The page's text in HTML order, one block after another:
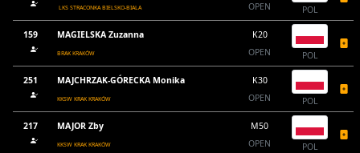
LKS STRACONKA BIELSKO-BIALA
OPEN
POL
159 MAGIELSKA Zuzanna
BRAK KRAKÓW
K20
OPEN
POL
251 MAJCHRZAK-GÓRECKA Monika
KKSW KRAK KRAKÓW
K30
OPEN
POL
217 MAJOR Zby
KKSW KRAK KRAKÓW
M50
OPEN
POL